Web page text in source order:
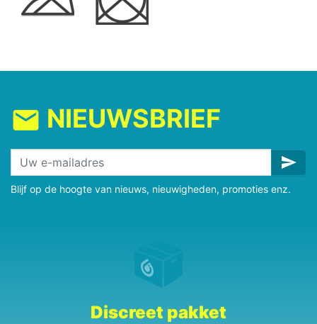
mail NIEUWSBRIEF
send
Blijf op de hoogte van nieuws, nieuwigheden, promoties enz.
Discreet pakket